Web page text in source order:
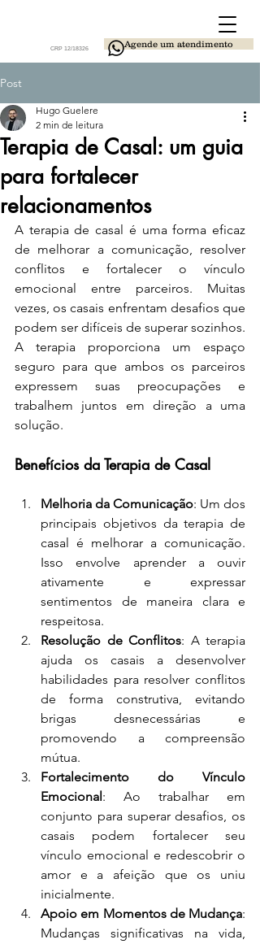
CRP 12/18326 Agende um atendimento
Post
Terapia de Casal: um guia
para fortalecer
relacionamentos
Hugo Guelere
2 min de leitura
A terapia de casal é uma forma eficaz
de melhorar a comunicação, resolver
conflitos e fortalecer o vínculo
emocional entre parceiros. Muitas
vezes, os casais enfrentam desafios que
podem ser difíceis de superar sozinhos.
A terapia proporciona um espaço
seguro para que ambos os parceiros
expressem suas preocupações e
trabalhem juntos em direção a uma
solução.
Benefícios da Terapia de Casal
Melhoria da Comunicação: Um dos
principais objetivos da terapia de
casal é melhorar a comunicação.
Isso envolve aprender a ouvir
ativamente e expressar
sentimentos de maneira clara e
respeitosa.
Resolução de Conflitos: A terapia
ajuda os casais a desenvolver
habilidades para resolver conflitos
de forma construtiva, evitando
brigas desnecessárias e
promovendo a compreensão
mútua.
Fortalecimento do Vínculo
Emocional: Ao trabalhar em
conjunto para superar desafios, os
casais podem fortalecer seu
vínculo emocional e redescobrir o
amor e a afeição que os uniu
inicialmente.
Apoio em Momentos de Mudança:
Mudanças significativas na vida,